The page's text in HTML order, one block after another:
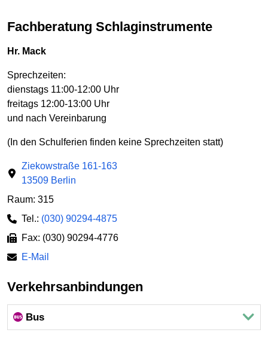
Fachberatung Schlaginstrumente
Hr. Mack
Sprechzeiten:
dienstags 11:00-12:00 Uhr
freitags 12:00-13:00 Uhr
und nach Vereinbarung
(In den Schulferien finden keine Sprechzeiten statt)
Ziekowstraße 161-163
13509 Berlin
Raum: 315
Tel.: (030) 90294-4875
Fax: (030) 90294-4776
E-Mail
Verkehrsanbindungen
Bus